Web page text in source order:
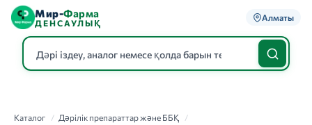
Мир-Фарма
ДЕНСАУЛЫҚ
Алматы
Каталог / Дәрілік препараттар және ББҚ
/